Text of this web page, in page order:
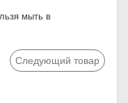
мыть в
Следующий товар